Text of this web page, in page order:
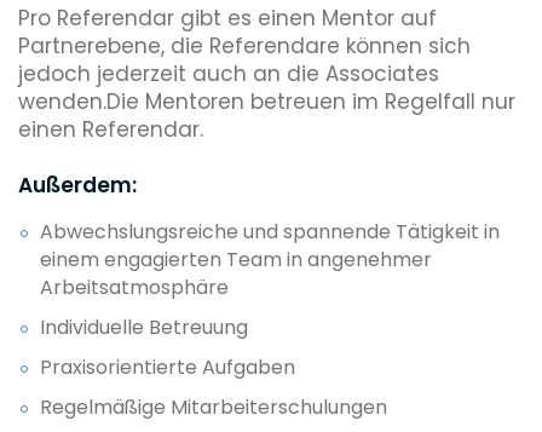
Pro Referendar gibt es einen Mentor auf
Partnerebene, die Referendare können sich
jedoch jederzeit auch an die Associates
wenden.Die Mentoren betreuen im Regelfall nur
einen Referendar.
Außerdem:
Abwechslungsreiche und spannende Tätigkeit in
einem engagierten Team in angenehmer
Arbeitsatmosphäre
Individuelle Betreuung
Praxisorientierte Aufgaben
Regelmäßige Mitarbeiterschulungen